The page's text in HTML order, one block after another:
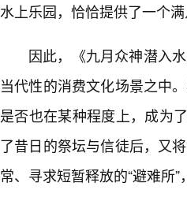
水上乐园，恰恰提供了一个
因此，《九月众神潜入
当代性的消费文化场景之中
是否也在某种程度上，成为
了昔日的祭坛与信徒后，又
常、寻求短暂释放的“避难所